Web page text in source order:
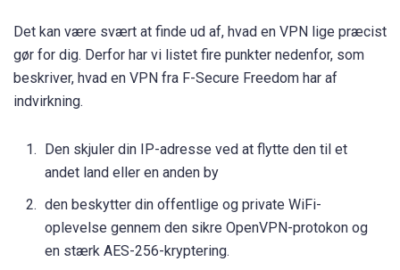
Det kan være svært at finde ud af, hvad en VPN lige præcist
gør for dig. Derfor har vi listet fire punkter nedenfor, som
beskriver, hvad en VPN fra F-Secure Freedom har af
indvirkning.
Den skjuler din IP-adresse ved at flytte den til et
andet land eller en anden by
den beskytter din offentlige og private WiFi-
oplevelse gennem den sikre OpenVPN-protokon og
en stærk AES-256-kryptering.